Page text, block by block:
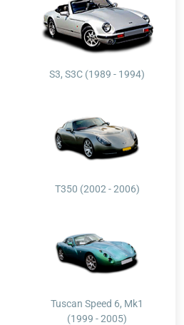
S3, S3C (1989 - 1994)
T350 (2002 - 2006)
Tuscan Speed 6, Mk1
(1999 - 2005)